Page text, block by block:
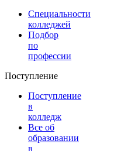
Специальности
колледжей
Подбор
по
профессии
Поступление
Поступление
в
колледж
Все об
образовании
в